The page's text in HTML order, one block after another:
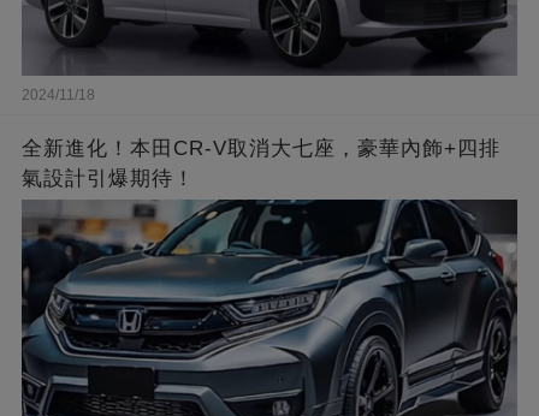
2024/11/18
全新進化！本田CR-V取消大七座，豪華內飾+四排
氣設計引爆期待！